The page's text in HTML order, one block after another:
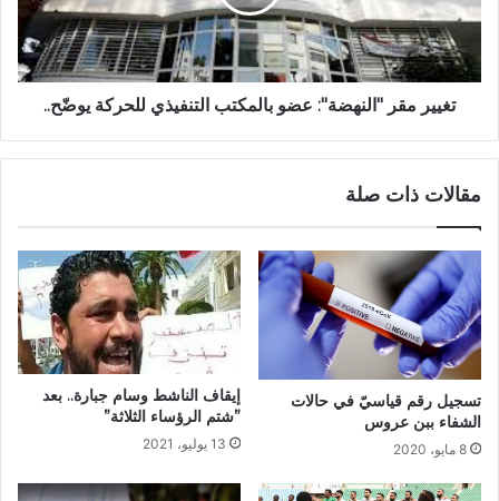
تغيير مقر "النهضة": عضو بالمكتب التنفيذي للحركة يوضّح..
مقالات ذات صلة
تسجيل رقم قياسيّ في حالات
الشفاء ببن عروس
8 مايو، 2020
إيقاف الناشط وسام جبارة.. بعد
”شتم الرؤساء الثلاثة”
13 يوليو، 2021